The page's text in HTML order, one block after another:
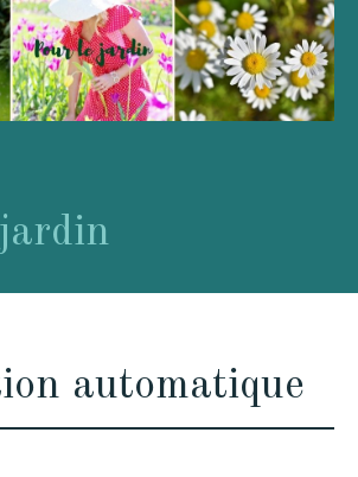
automatique